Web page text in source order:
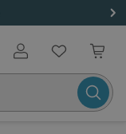
Benutzerkonto